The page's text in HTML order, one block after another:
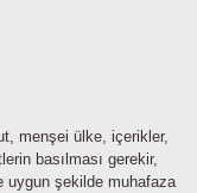
menşei ülke, içerikler,
basılması gerekir,
uygun şekilde muhafaza